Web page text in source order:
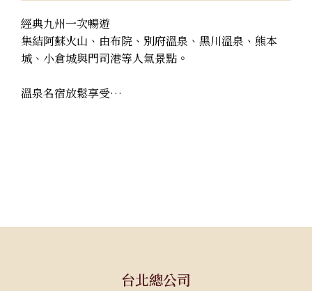
經典九州一次暢遊
集結阿蘇火山、由布院、別府溫泉、黑川溫泉、熊本
城、小倉城與門司港等人氣景點。
溫泉名宿放鬆享受
台北總公司